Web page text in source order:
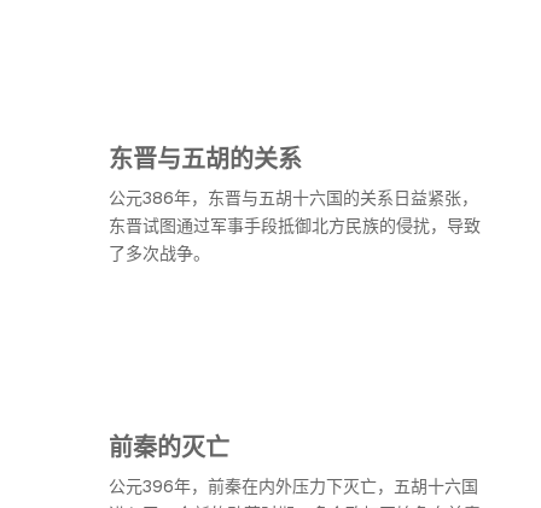
东晋与五胡的关系
公元386年，东晋与五胡十六国的关系日益紧张，
东晋试图通过军事手段抵御北方民族的侵扰，导致
了多次战争。
前秦的灭亡
公元396年，前秦在内外压力下灭亡，五胡十六国